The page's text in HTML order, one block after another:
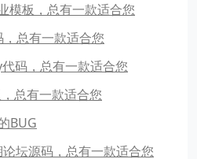
模板，总有一款适合您
总有一款适合您
码，总有一款适合您
总有一款适合您
BUG
坛源码，总有一款适合您